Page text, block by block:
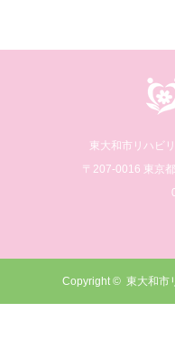
東大和市リハビ
〒207-0016 東京
Copyright © 東大和市